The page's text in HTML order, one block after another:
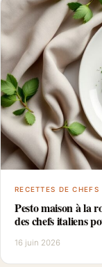
RECETTES DE CHEFS
Pesto maison à la
des chefs italiens
16 juin 2026